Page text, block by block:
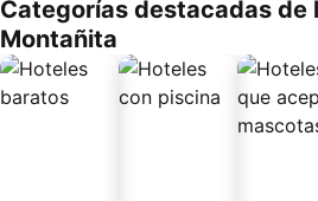
o
Categorías destacadas de
Montañita